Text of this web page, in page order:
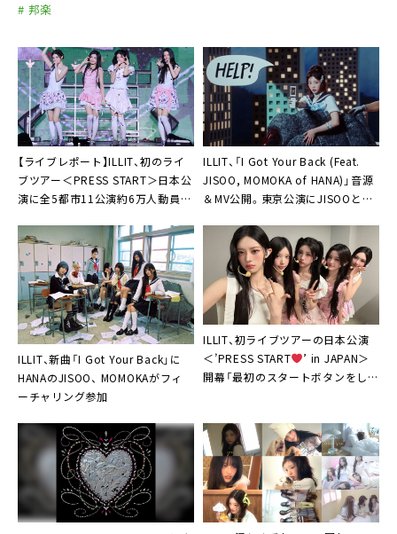
# 邦楽
【ライブレポート】ILLIT、初のライ
ブツアー＜PRESS START＞日本公
演に全5都市11公演約6万人動員「I
いて」
ILLIT、「I Got Your Back (Feat.
JISOO, MOMOKA of HANA)」音源
＆MV公開。東京公演にJISOOと
ILLIT、新曲「I Got Your Back」に
HANAのJISOO、 MOMOKAがフィ
ーチャリング参加
ILLIT、初ライブツアーの日本公演
＜’PRESS START︎
’ in JAPAN＞
開幕「最初のスタートボタンをしっ